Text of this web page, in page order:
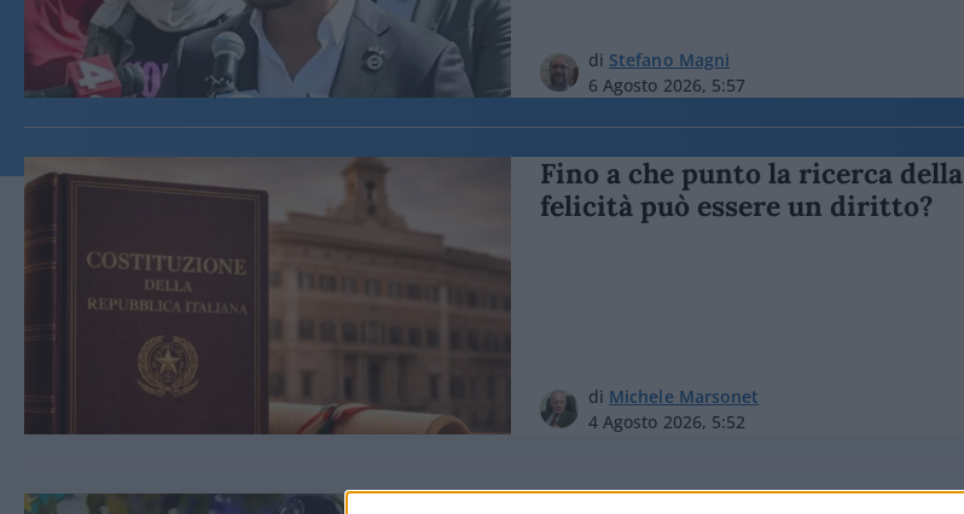
di Stefano Magni
6 Agosto 2026, 5:57
Fino a che punto la ricerca della
felicità può essere un diritto?
di Michele Marsonet
4 Agosto 2026, 5:52